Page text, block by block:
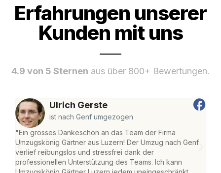
Erfahrungen unserer
Kunden mit uns
4.9 von 5 Sternen aus über 800+ Bewertungen.
Ulrich Gerste
ist nach Genf umgezogen
"Ein grosses Dankeschön an das Team der Firma
Umzugskönig Gärtner aus Luzern! Der Umzug nach Genf
verlief reibungslos und stressfrei dank der
professionellen Unterstützung des Teams. Ich kann